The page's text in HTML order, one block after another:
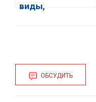
виды,
ОБСУДИТЬ